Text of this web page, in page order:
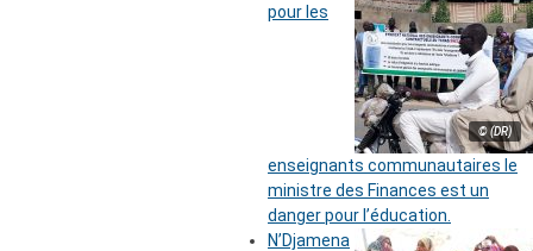
© (DR)
pour les
enseignants communautaires le
ministre des Finances est un
danger pour l’éducation.
N’Djamena